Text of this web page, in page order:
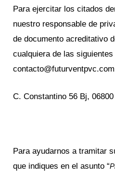
Para ejercitar los citados
nuestro responsable de
de documento acreditativo
cualquiera de las
contacto@futurventpvc.com
C. Constantino 56 Bj,
Para ayudarnos a tramitar
que indiques en el asunto “